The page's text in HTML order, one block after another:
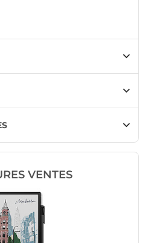
VENTES